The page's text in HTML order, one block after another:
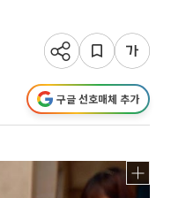
구글 선호매체 추가